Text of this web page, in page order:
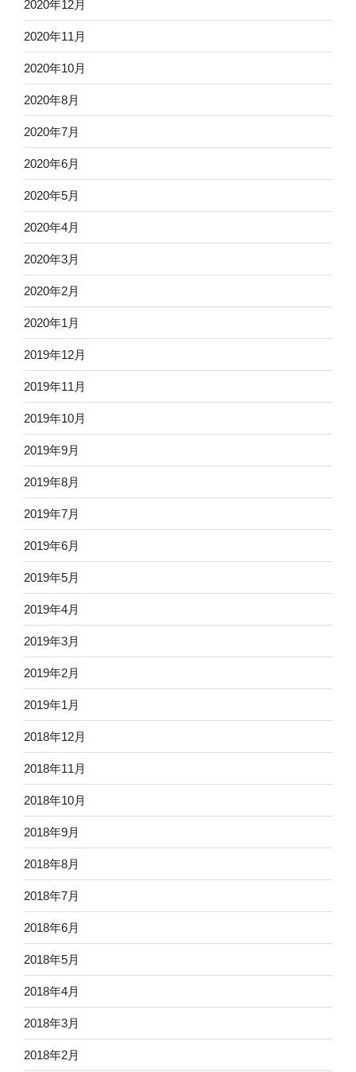
2020年12月
2020年11月
2020年10月
2020年8月
2020年7月
2020年6月
2020年5月
2020年4月
2020年3月
2020年2月
2020年1月
2019年12月
2019年11月
2019年10月
2019年9月
2019年8月
2019年7月
2019年6月
2019年5月
2019年4月
2019年3月
2019年2月
2019年1月
2018年12月
2018年11月
2018年10月
2018年9月
2018年8月
2018年7月
2018年6月
2018年5月
2018年4月
2018年3月
2018年2月